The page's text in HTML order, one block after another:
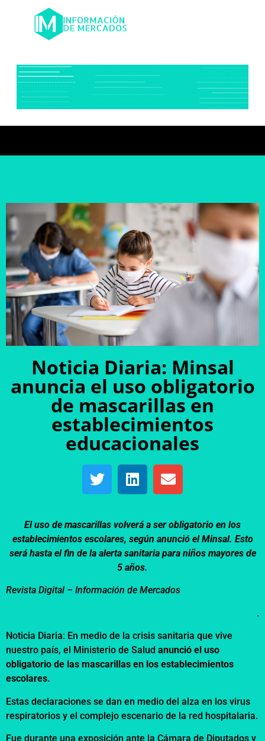
Noticia Diaria: Minsal
anuncia el uso obligatorio
de mascarillas en
establecimientos
educacionales
El uso de mascarillas volverá a ser obligatorio en los
establecimientos escolares, según anunció el Minsal. Esto
será hasta el fin de la alerta sanitaria para niños mayores de
5 años.
Revista Digital – Información de Mercados
.
Noticia Diaria: En medio de la crisis sanitaria que vive
nuestro país, el Ministerio de Salud anunció el uso
obligatorio de las mascarillas en los establecimientos
escolares.
Estas declaraciones se dan en medio del alza en los virus
respiratorios y el complejo escenario de la red hospitalaria.
Fue durante una exposición ante la Cámara de Diputados y